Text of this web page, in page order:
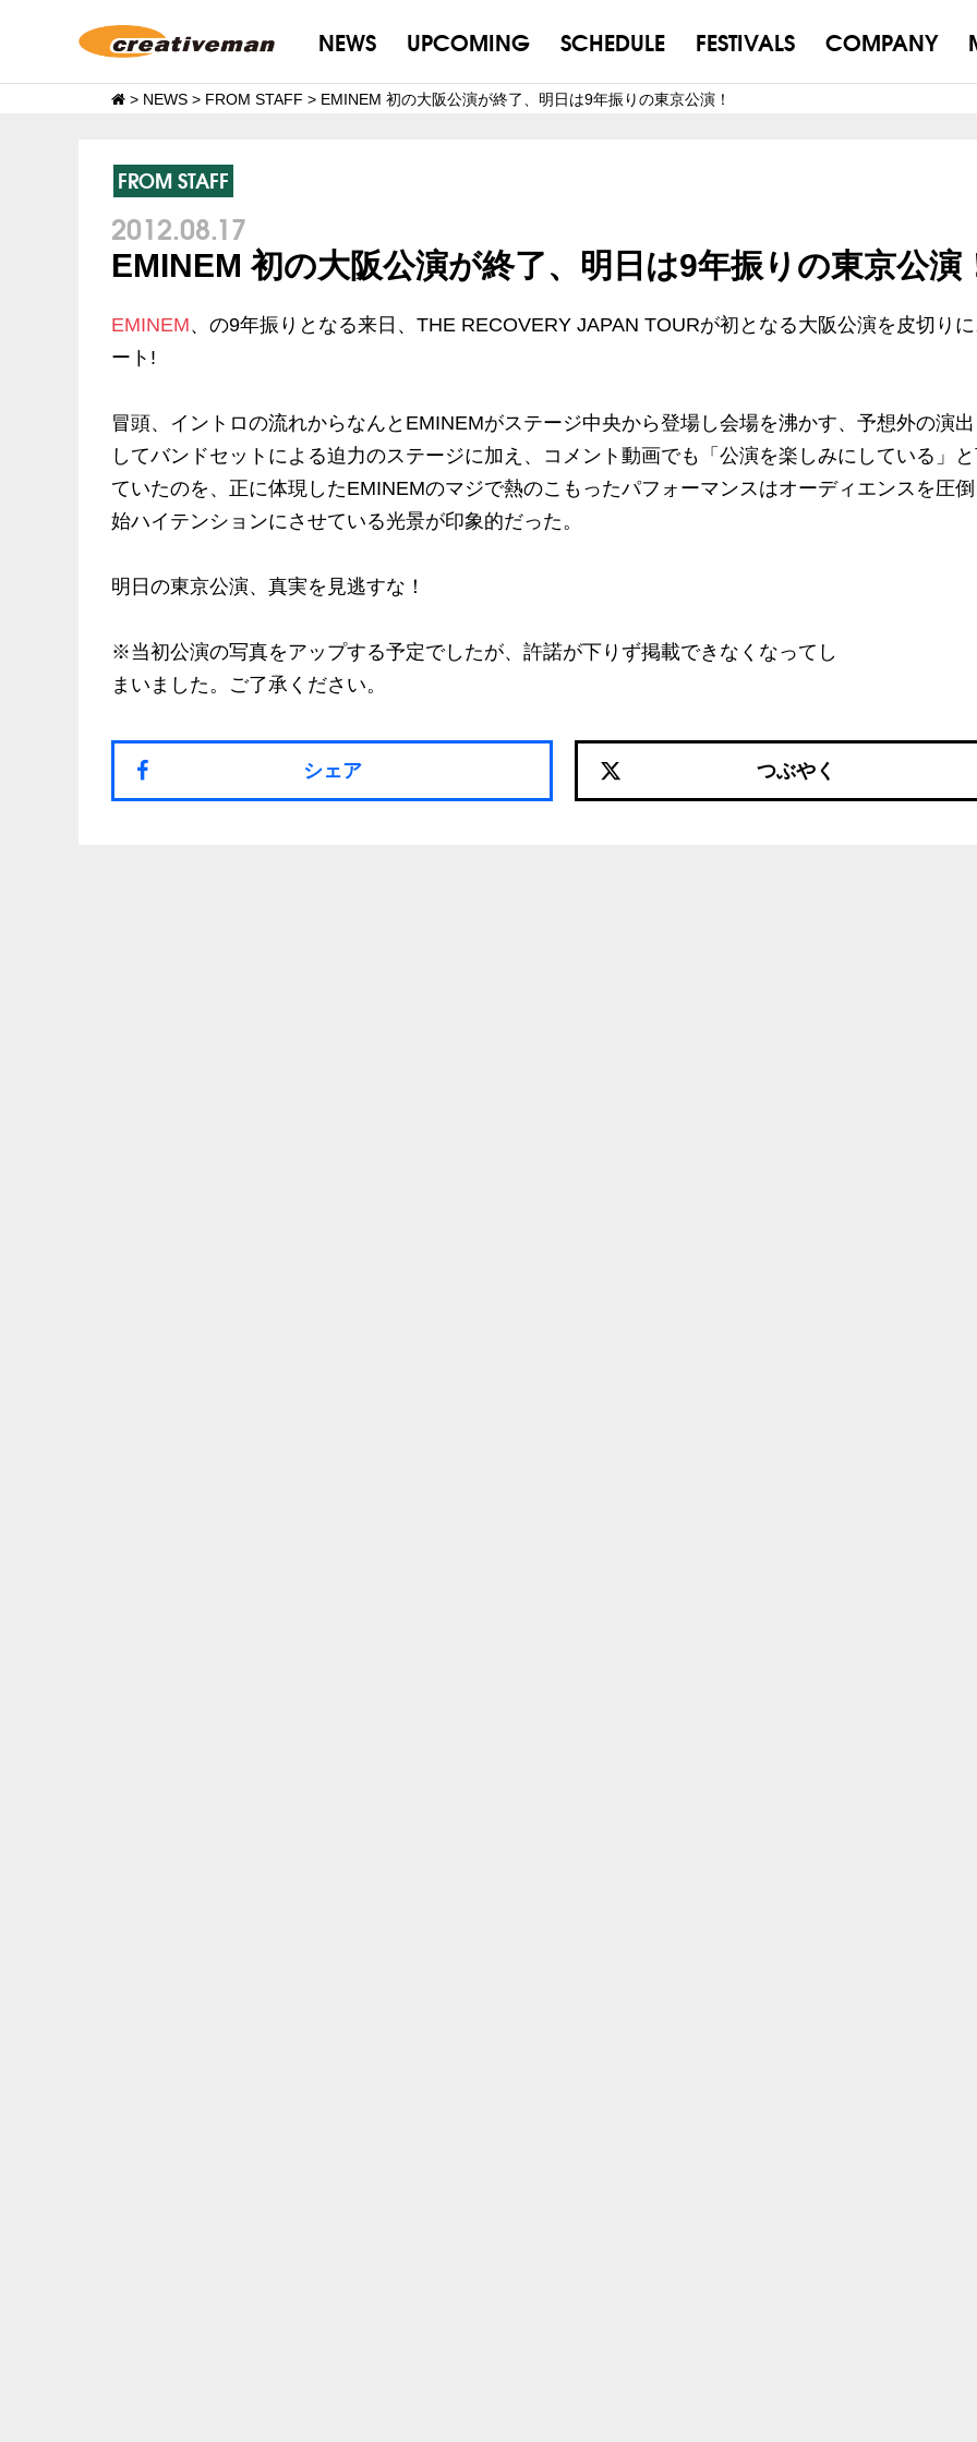
NEWS UPCOMING SCHEDULE FESTIVALS COMPANY
> NEWS > FROM STAFF > EMINEM 初の大阪公演が終了、明日は9年振りの東京公演！
FROM STAFF
2012.08.17
EMINEM 初の大阪公演が終了、明日は9年振りの東京公演
EMINEM、の9年振りとなる来日、THE RECOVERY JAPAN TOURが初となる大阪公演を皮切り
ート!
冒頭、イントロの流れからなんとEMINEMがステージ中央から登場し会場を沸かす、予想外の演
してバンドセットによる迫力のステージに加え、コメント動画でも「公演を楽しみにしている」
ていたのを、正に体現したEMINEMのマジで熱のこもったパフォーマンスはオーディエンスを圧
始ハイテンションにさせている光景が印象的だった。
明日の東京公演、真実を見逃すな！
※当初公演の写真をアップする予定でしたが、許諾が下りず掲載できなくなってし
まいました。ご了承ください。
シェア つぶやく